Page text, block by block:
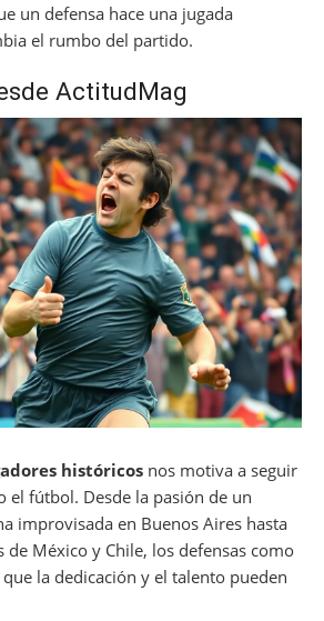
un defensa hace una jugada
el rumbo del partido.
ActitudMag
históricos nos motiva a seguir
el fútbol. Desde la pasión de un
improvisada en Buenos Aires hasta
de México y Chile, los defensas como
la dedicación y el talento pueden